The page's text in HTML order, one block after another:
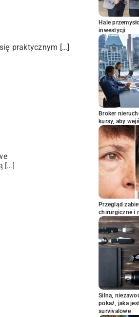
praktycznym […]
[…]
Hale
inwestycji
Broker
kursy, aby
Przegląd
chirurgiczne i
Silna,
pokaż, jaka
survivalowe